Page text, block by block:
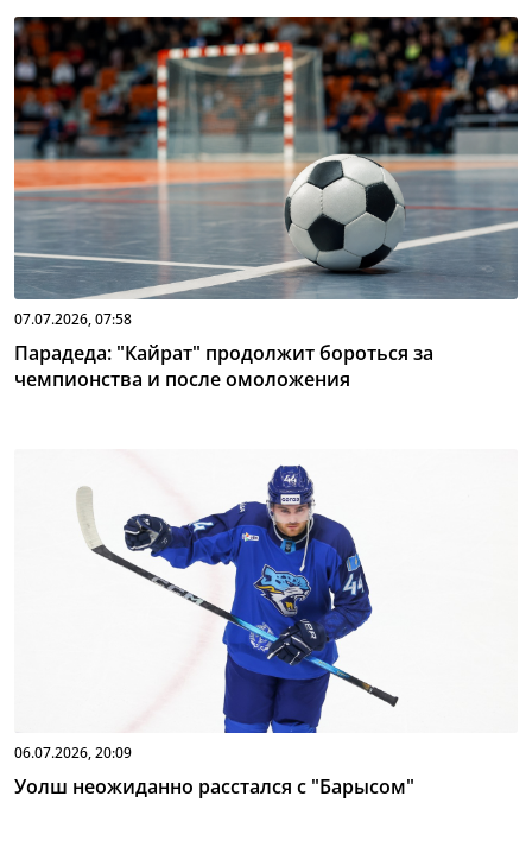
07.07.2026, 07:58
Парадеда: "Кайрат" продолжит бороться за
чемпионства и после омоложения
06.07.2026, 20:09
Уолш неожиданно расстался с "Барысом"